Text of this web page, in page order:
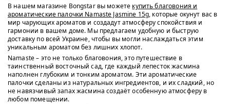
В нашем магазине Bongstar вы можете купить благовония и
ароматические палочки Namaste Jasmine 15g, которые окунут вас в
мир чарующих ароматов и создадут атмосферу спокойствия и
гармонии в вашем доме. Мы предлагаем удобную и быструю
доставку по всей Украине, чтобы вы могли наслаждаться этим
уникальным ароматом без лишних хлопот.
Namaste – это не только благовония, это путешествие в
таинственный восточный сад, где каждый лепесток жасмина
наполнен глубоким и тонким ароматом. Эти ароматические
палочки сделаны из натуральных ингредиентов, и их сладкий, но
не навязчивый запах жасмина создаёт особенную атмосферу в
любом помещении.